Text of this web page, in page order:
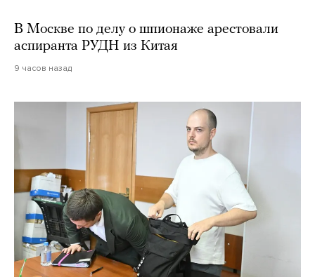
В Москве по делу о шпионаже арестовали
аспиранта РУДН из Китая
9 часов назад